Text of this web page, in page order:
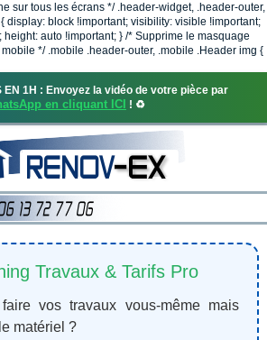
sur tous les écrans */ .header-widget, .header-outer,
display: block !important; visibility: visible !important;
auto !important; } /* Supprime le masquage
*/ .mobile .header-outer, .mobile .Header img {
EN 1H : Envoyez la vidéo de votre pièce par
en cliquant ICI ! ♻️
Travaux & Tarifs Pro
vos travaux vous-même mais
matériel ?